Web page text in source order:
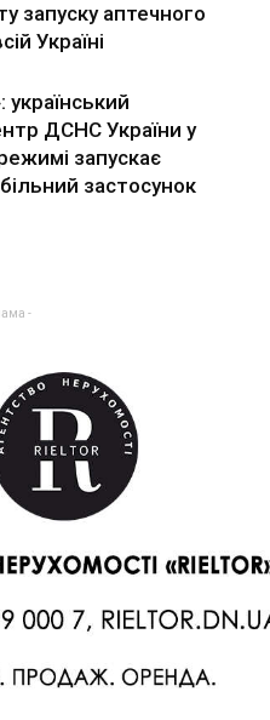
запуску аптечного
Україні
ДСНС України у
запускає
застосунок
-